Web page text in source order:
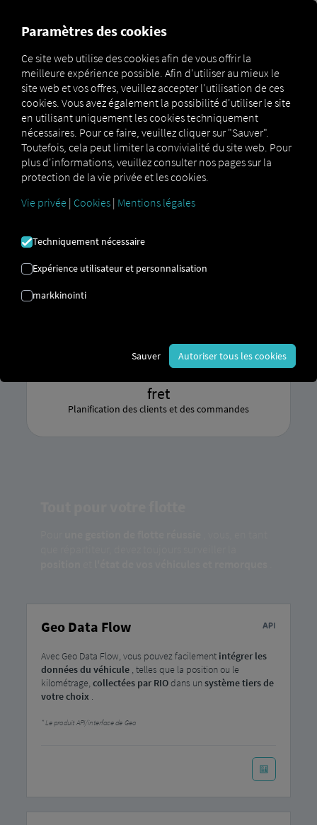
RIO MARKETPLACE
Notre RIO Marketplace Nous proposons une
vaste gamme de services. Trouvez lasolution
idéale pour vos processus de transport et de
logistique innovants.
fret
Planification des clients et des commandes
Geo Data Flow
Avec Geo Data Flow, vous pouvez facilement intégrer les
données du véhicule, telles que la position ou le
kilométrage, collectées par RIOdans unsystème tiers de
votre choix.
Le produit API/interface de Geo
Paramètres des cookies
Ce site web utilise des cookies afin de vous offrir la
meilleure expérience possible. Afin d'utiliser au mieux le
site web et vos offres, veuillez accepter l'utilisation de ces
cookies. Vous avez également la possibilité d'utiliser le site
en utilisant uniquement les cookies techniquement
nécessaires. Pour ce faire, veuillez cliquer sur "Sauver".
Toutefois, cela peut limiter la convivialité du site web. Pour
plus d'informations, veuillez consulter nos pages sur la
protection de la vie privée et les cookies.
Vie privée | Cookies | Mentions légales
Techniquement nécessaire
Expérience utilisateur et personnalisation
markkinointi
Sauver Autoriser tous les cookies